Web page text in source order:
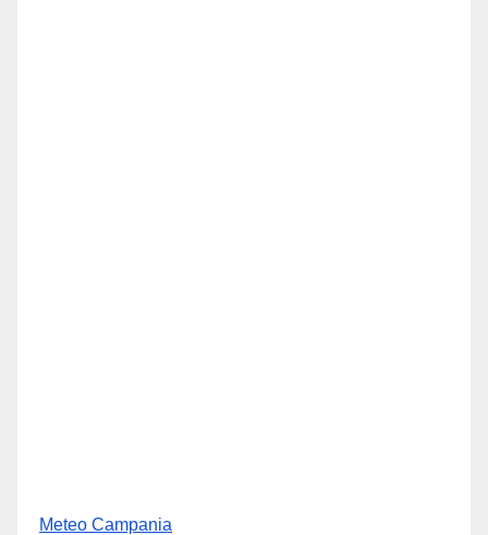
Meteo Campania